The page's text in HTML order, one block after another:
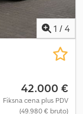
1 / 4
42.000 €
Fiksna cena plus PDV
(49.980 € bruto)